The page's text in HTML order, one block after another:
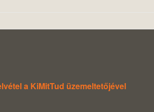
a KiMitTud üzemeltetőjével